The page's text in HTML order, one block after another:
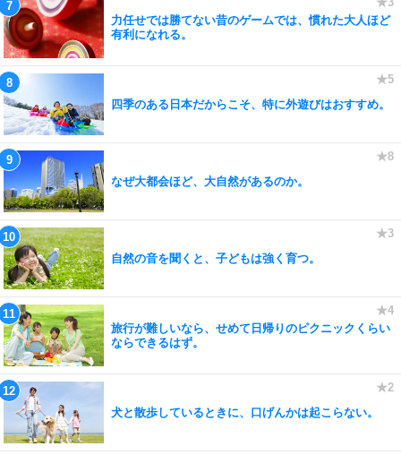
力任せでは勝てない昔のゲームでは、慣れた大人ほど
有利になれる。
四季のある日本だからこそ、特に外遊びはおすすめ。
なぜ大都会ほど、大自然があるのか。
自然の音を聞くと、子どもは強く育つ。
旅行が難しいなら、せめて日帰りのピクニックくらい
ならできるはず。
犬と散歩しているときに、口げんかは起こらない。